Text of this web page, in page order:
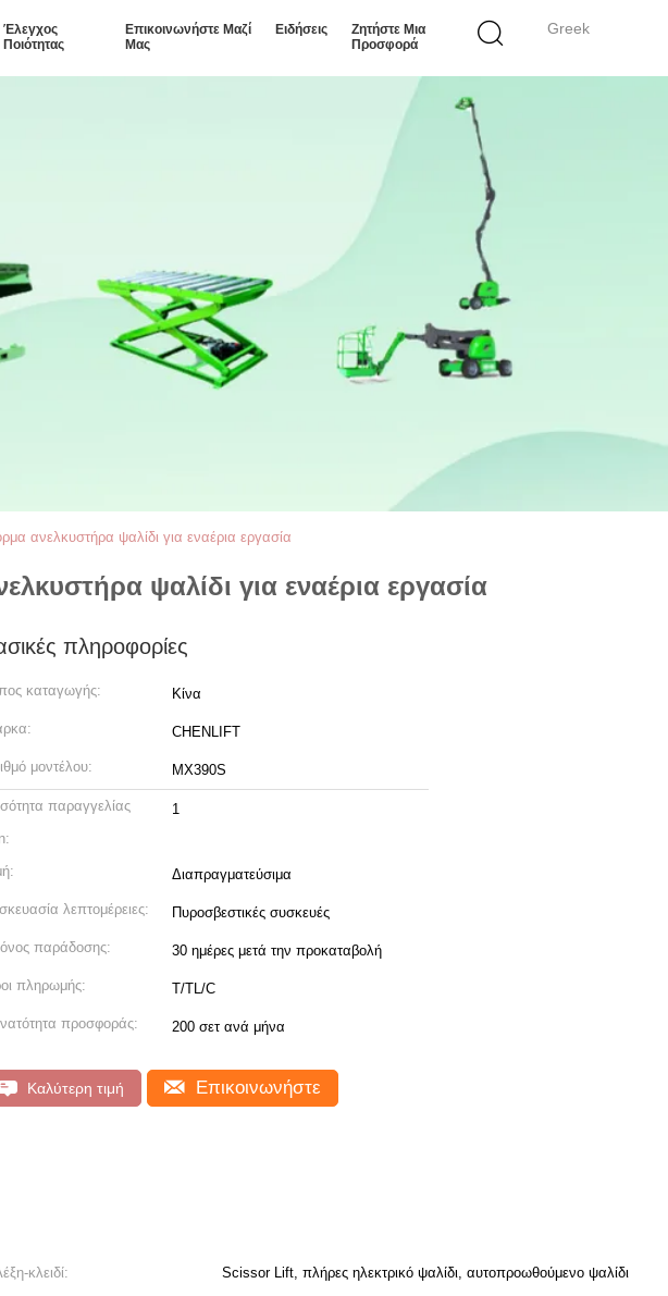
Greek
Έλεγχος
Ποιότητας
Επικοινωνήστε Μαζί
Μας
Ειδήσεις
Ζητήστε Μια
Προσφορά
ανελκυστήρα ψαλίδι για εναέρια εργασία
ψαλίδι για εναέρια εργασία
πληροφορίες
καταγωγής: Κίνα
CHENLIFT
μοντέλου: MX390S
παραγγελίας
1
Διαπραγματεύσιμα
λεπτομέρειες: Πυροσβεστικές συσκευές
παράδοσης: 30 ημέρες μετά την προκαταβολή
πληρωμής: T/TL/C
προσφοράς: 200 σετ ανά μήνα
Καλύτερη τιμή Επικοινωνήστε
κλειδί:
Scissor Lift, πλήρες ηλεκτρικό ψαλίδι, αυτοπροωθούμενο ψαλίδι